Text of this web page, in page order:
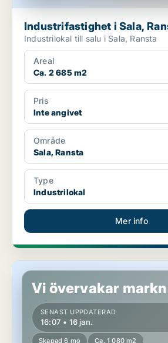
Industrifastighet i Sala,
Industrilokal till salu i Sala, Ransta
Areal
Ca. 2 685 m2
Pris
Inte angivet
Område
Sala, Ransta
Type
Industrilokal
Mer info
Industrilokal i Västerås
Vi övervakar
SENAST UPPDATERAD
16:07 • 16 jan.
Skapad 6 mo Ca. 1 080 m2